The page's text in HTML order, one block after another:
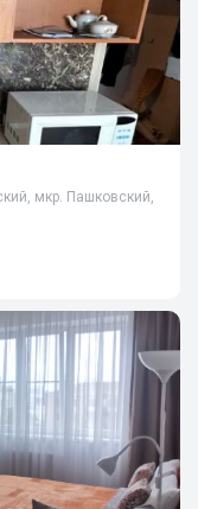
мкр. Пашковский,